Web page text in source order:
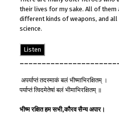
their lives for my sake. All of them
different kinds of weapons, and
science.
Listen
अपर्याप्तं तदस्माकं बलं भीष्माभिरक्षितम् ।
पर्याप्तं त्विदमेतेषां बलं भीमाभिरक्षितम् ॥
भीष्मरक्षितहमसभी,कौरव सैन्यअपार।